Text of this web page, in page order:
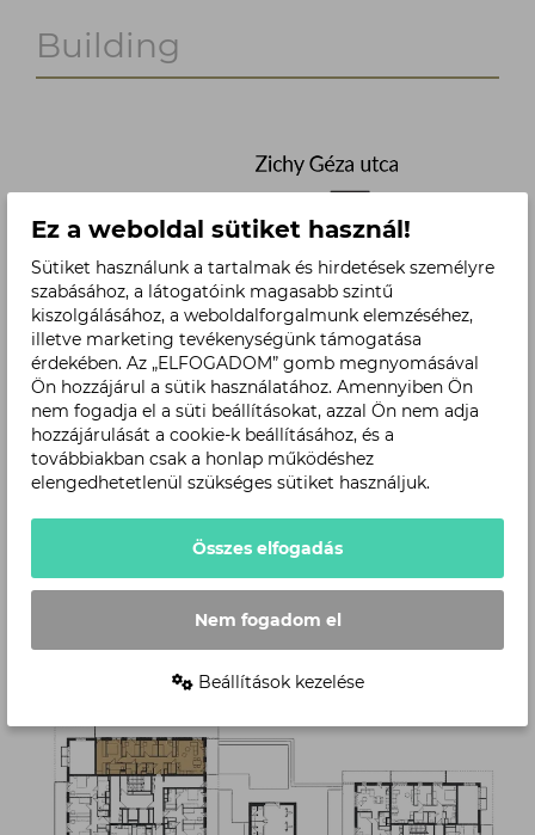
Building
Ez a weboldal sütiket használ!
Sütiket használunk a tartalmak és hirdetések személyre
szabásához, a látogatóink magasabb szintű
kiszolgálásához, a weboldalforgalmunk elemzéséhez,
illetve marketing tevékenységünk támogatása
érdekében. Az „ELFOGADOM” gomb megnyomásával
Ön hozzájárul a sütik használatához. Amennyiben Ön
nem fogadja el a süti beállításokat, azzal Ön nem adja
hozzájárulását a cookie-k beállításához, és a
továbbiakban csak a honlap működéshez
elengedhetetlenül szükséges sütiket használjuk.
Összes elfogadás
Nem fogadom el
Beállítások kezelése